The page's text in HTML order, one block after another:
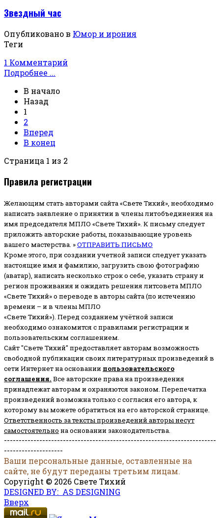
Звездный час
Опубликовано в Юмор и ирония
Теги
1 Комментарий
Подробнее ...
В начало
Назад
1
2
Вперед
В конец
Страница 1 из 2
Правила регистрации
Желающим стать авторами сайта «Свете Тихий», необходимо
написать заявление о принятии в члены литобъединения на
имя председателя МПЛО «Свете Тихий». К письму следует
приложить авторские работы, показывающие уровень
вашего мастерства. »ОТПРАВИТЬ ПИСЬМО
Кроме этого, при создании учетной записи следует указать
настоящие имя и фамилию, загрузить свою фотографию
(аватар), написать несколько строк о себе, указать страну и
регион проживания и ожидать решения литсовета МПЛО
«Свете Тихий» о переводе в авторы сайта (по истечению
времени – и в члены МПЛО
«Свете Тихий»). Перед созданием учётной записи
необходимо ознакомится с правилами регистрации и
пользовательским соглашением.
Сайт "Свете Тихий" предоставляет авторам возможность
свободной публикации своих литературных произведений в
сети Интернет на основании пользовательского
соглашения. Все авторские права на произведения
принадлежат авторам и охраняются законом. Перепечатка
произведений возможна только с согласия его автора, к
которому вы можете обратиться на его авторской странице.
Ответственность за тексты произведений авторы несут
самостоятельно на основании законодательства.
------------------------------------------------------------------------
--------------------
Ваши персональные данные, оставленные на
сайте, не будут переданы третьим лицам.
Copyright © 2026 Свете Тихий
DESIGNED BY: AS DESIGNING
Вверх